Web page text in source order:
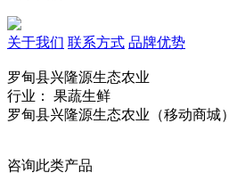
关于我们 联系方式 品牌优势
罗甸县兴隆源生态农业
行业： 果蔬生鲜
罗甸县兴隆源生态农业（移动商城）
咨询此类产品